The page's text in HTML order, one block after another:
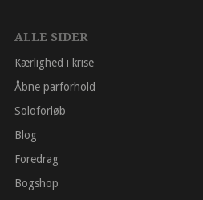
ALLE SIDER
Kærlighed i krise
Åbne parforhold
Soloforløb
Blog
Foredrag
Bogshop